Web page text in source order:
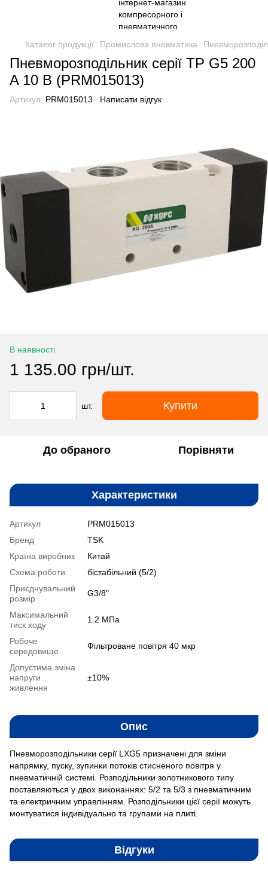
Каталог продукції Промислова пневматика
Пневморозподільник серії TP G5 200
A 10 B (PRM015013)
Артикул: PRM015013 Написати відгук
В наявності
1 135.00 грн/шт.
шт. Купити
До обраного Порівняти
Характеристики
Артикул
PRM015013
Бренд
TSK
Країна виробник
Китай
Схема роботи
бістабільний (5/2)
Приєднувальний
розмір
G3/8"
Максимальний
тиск ходу
1.2 MПа
Робоче
середовище
Фільтроване повітря 40 мкр
Допустима зміна
напруги
живлення
±10%
Опис
Пневморозподільники серії LXG5 призначені для зміни
напрямку, пуску, зупинки потоків стисненого повітря у
пневматичній системі. Розподільники золотникового типу
поставляються у двох виконаннях: 5/2 та 5/3 з пневматичним
та електричним управлінням. Розподільники цієї серії можуть
монтуватися індивідуально та групами на плиті.
Відгуки